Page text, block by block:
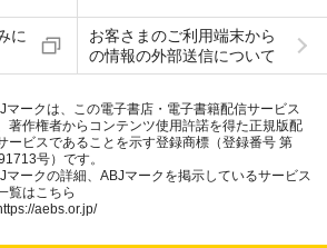
に
お客さまのご利用端末から
の情報の外部送信について
マークは、この電子書店・電子書籍配信サービス
著作権者からコンテンツ使用許諾を得た正規版配
ービスであることを示す登録商標（登録番号 第
号）です。
マークの詳細、ABJマークを掲示しているサービス
覧はこちら
aebs.or.jp/